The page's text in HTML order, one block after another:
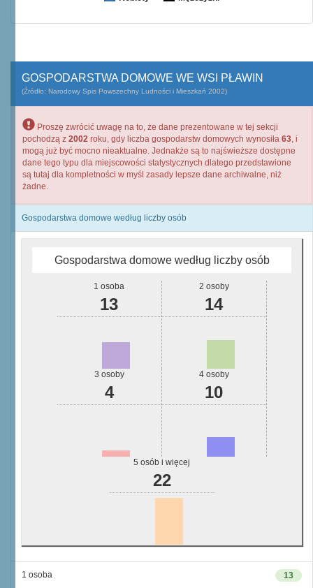
GOSPODARSTWA DOMOWE WE WSI PŁAWIN
(Źródło: Narodowy Spis Powszechny Ludności i Mieszkań 2002)
Proszę zwrócić uwagę na to, że dane prezentowane w tej sekcji
pochodzą z 2002 roku, gdy liczba gospodarstw domowych wynosiła 63, i
mogą już być mocno nieaktualne. Jednakże są to najświeższe dostępne
dane tego typu dla miejscowości statystycznych dlatego przedstawione
są tutaj dla kompletności w myśl zasady lepsze dane archiwalne, niż
żadne.
Gospodarstwa domowe według liczby osób
Gospodarstwa domowe według liczby osób
1 osoba
13
2 osoby
14
3 osoby
4
4 osoby
10
5 osób i więcej
22
13
1 osoba